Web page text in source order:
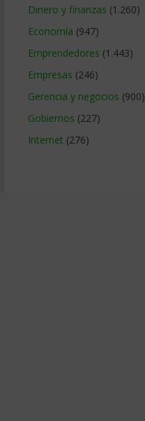
Dinero y finanzas (1.260)
Economía (947)
Emprendedores (1.443)
Empresas (246)
Gerencia y negocios (900)
Gobiernos (227)
Internet (276)